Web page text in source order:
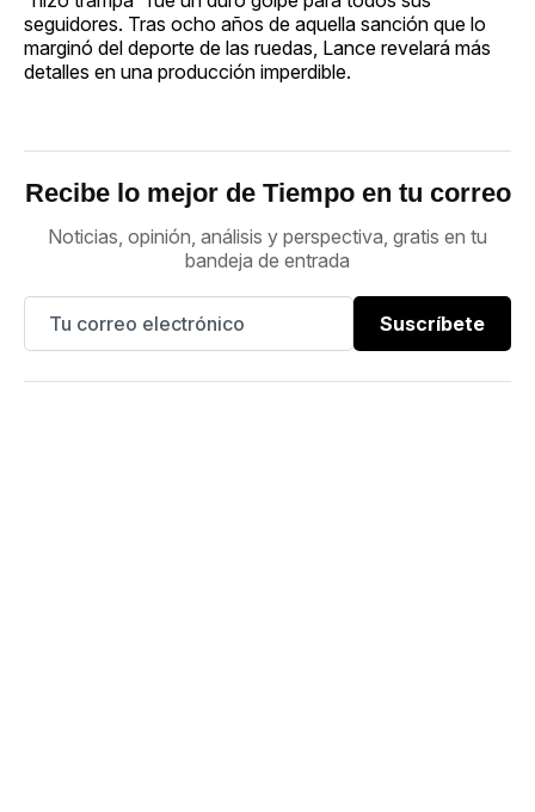
seguidores. Tras ocho años de aquella sanción que lo
marginó del deporte de las ruedas, Lance revelará más
detalles en una producción imperdible.
Recibe lo mejor de Tiempo en tu correo
Noticias, opinión, análisis y perspectiva, gratis en tu
bandeja de entrada
Suscríbete